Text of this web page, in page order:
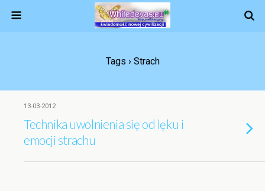
Tags › Strach
13-03-2012
Technika uwolnienia się od lęku i
emocji strachu